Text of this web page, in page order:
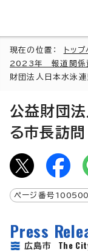
現在の位置： トッ
2023年 報道関係
財団法人日本水泳
公益財団
る市長訪問
ページ番号
Press
広島市 The